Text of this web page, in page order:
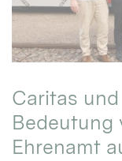
Caritas
Bedeutung
Ehrenamt